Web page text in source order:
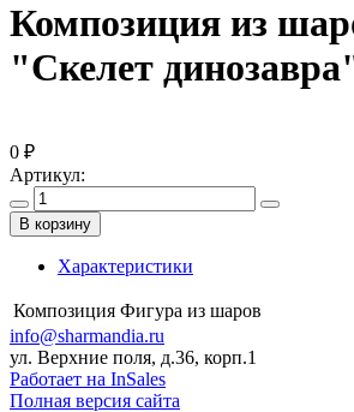
Композиция из
"Скелет
0 ₽
Артикул:
В корзину
Характеристики
Композиция Фигура из шаров
info@sharmandia.ru
ул. Верхние поля, д.36, корп.1
Работает на InSales
Полная версия сайта